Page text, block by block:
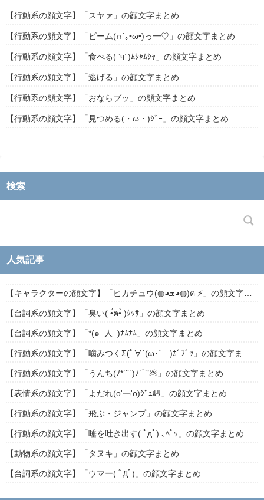
【行動系の顔文字】「スヤァ」の顔文字まとめ
【行動系の顔文字】「ビーム(∩´｡•ω•)っ━♡」の顔文字まとめ
【行動系の顔文字】「食べる( ‘ч’ )ﾑｼｬﾑｼｬ」の顔文字まとめ
【行動系の顔文字】「逃げる」の顔文字まとめ
【行動系の顔文字】「おならブッ」の顔文字まとめ
【行動系の顔文字】「見つめる(・ω・)ｼﾞｰ」の顔文字まとめ
検索
人気記事
【台詞系の顔文字】「臭い( •́ฅ•̀ )ｸｯｻ」の顔文字まとめ
【台詞系の顔文字】「*(๑¯人¯)ﾅﾑﾅﾑ」の顔文字まとめ
【行動系の顔文字】「うんち(ﾉ*˙˘˙)ﾉ⌒’💩」の顔文字まとめ
【表情系の顔文字】「よだれ(о'￢'о)ｼﾞｭﾙﾘ」の顔文字まとめ
【行動系の顔文字】「飛ぶ・ジャンプ」の顔文字まとめ
【行動系の顔文字】「唾を吐き出す( ﾟдﾟ) ､ﾍﾟｯ」の顔文字まとめ
【動物系の顔文字】「タヌキ」の顔文字まとめ
【台詞系の顔文字】「ウマー( ﾟДﾟ)」の顔文字まとめ